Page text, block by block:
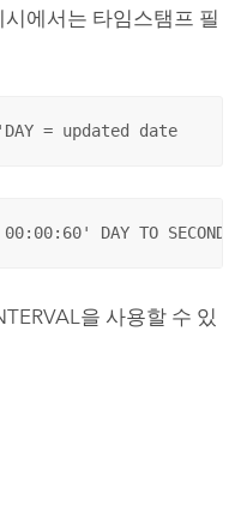
에서는 타임스탬프 필
= updated date
DAY TO SECOND
을 사용할 수 있